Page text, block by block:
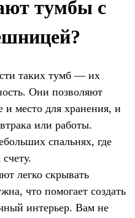
тумбы с
таких тумб — их
Они позволяют
и место для хранения, и
или работы.
спальнях, где
легко скрывать
что помогает создать
интерьер. Вам не